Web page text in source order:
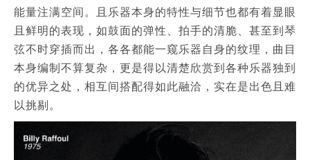
能量注满空间。且乐器本身的特性与细节也都有着显眼
且鲜明的表现，如鼓面的弹性、拍手的清脆、甚至到琴
弦不时穿插而出，各各都能一窥乐器自身的纹理，曲目
本身编制不算复杂，更是得以清楚欣赏到各种乐器独到
的优异之处，相互间搭配得如此融洽，实在是出色且难
以挑剔。